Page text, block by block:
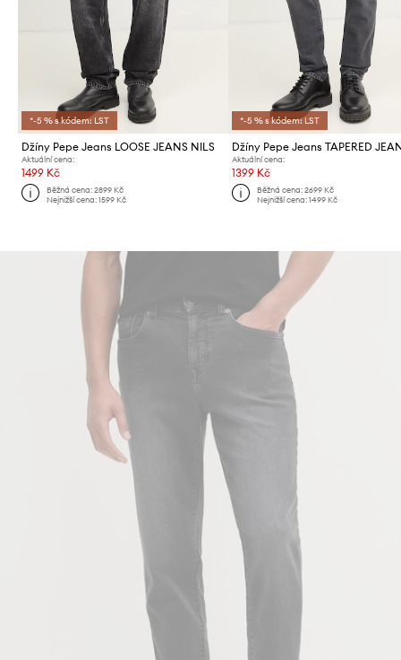
*-5 % s kódem: LST
Džíny Pepe Jeans LOOSE JEANS NILS
Aktuální cena:
1499 Kč
Běžná cena:2899 Kč
Nejnižší cena:1599 Kč
*-5 % s kódem: LST
Aktuální cena:
1399 Kč
Běžná cena: 2699 Kč
Nejnižší cena: 1499 Kč